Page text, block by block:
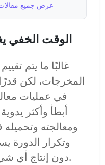
عرض جميع
الوقت الخفي
غالبًا ما يتم
المخرجات، لكن
في عمليات
أبطأ وأكثر
ومعالجته
وتكرار الدورة
دون إنتاج أي شيء يبدو وكأنه عمل حقيقي.